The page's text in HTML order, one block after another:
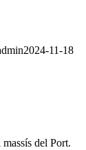
2024-11-18
del Port.